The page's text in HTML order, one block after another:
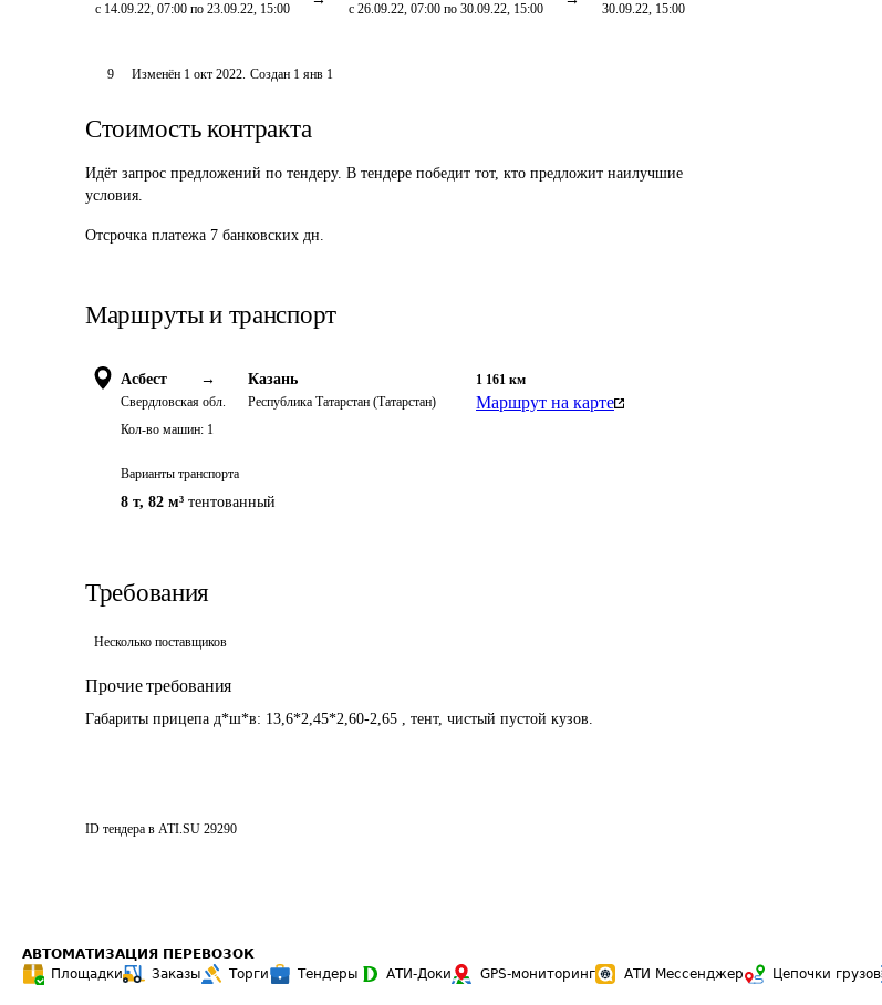
с 14.09.22, 07:00 по 23.09.22, 15:00
с 26.09.22, 07:00 по 30.09.22, 15:00
30.09.22, 15:00
9 Изменён 1 окт 2022. Создан 1 янв 1
Стоимость контракта
Идёт запрос предложений по тендеру. В тендере победит тот, кто предложит наилучшие
условия.
Отсрочка платежа 7 банковских дн.
Маршруты и транспорт
Асбест →
Свердловская обл.
Казань
Республика Татарстан (Татарстан)
1 161 км
Маршрут на карте
Кол-во машин: 1
Варианты транспорта
8 т, 82 м³ тентованный
Требования
Несколько поставщиков
Прочие требования
Габариты прицепа д*ш*в: 13,6*2,45*2,60-2,65 , тент, чистый пустой кузов.
ID тендера в ATI.SU 29290
АВТОМАТИЗАЦИЯ ПЕРЕВОЗОК
Площадки
Заказы Торги Тендеры АТИ-Доки GPS-мониторинг АТИ Мессенджер Цепочки грузов